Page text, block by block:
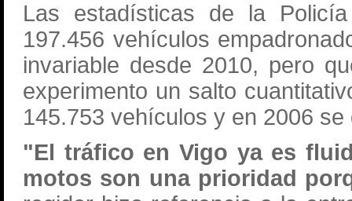
Las estadísticas de la
197.456 vehículos
invariable desde 2010, pero
experimento un salto
145.753 vehículos y en 2006
"El tráfico en Vigo ya es
motos son una prioridad